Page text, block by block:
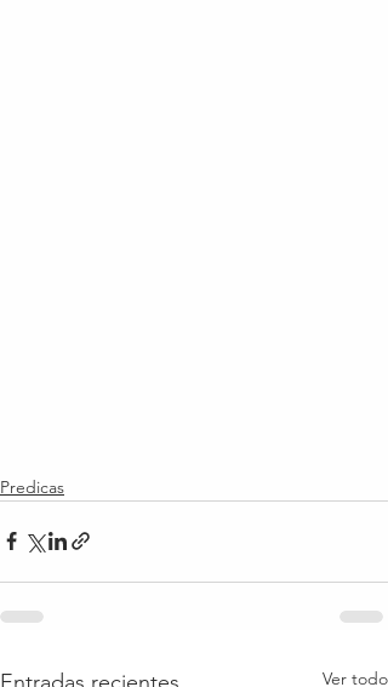
Predicas
Ver todo